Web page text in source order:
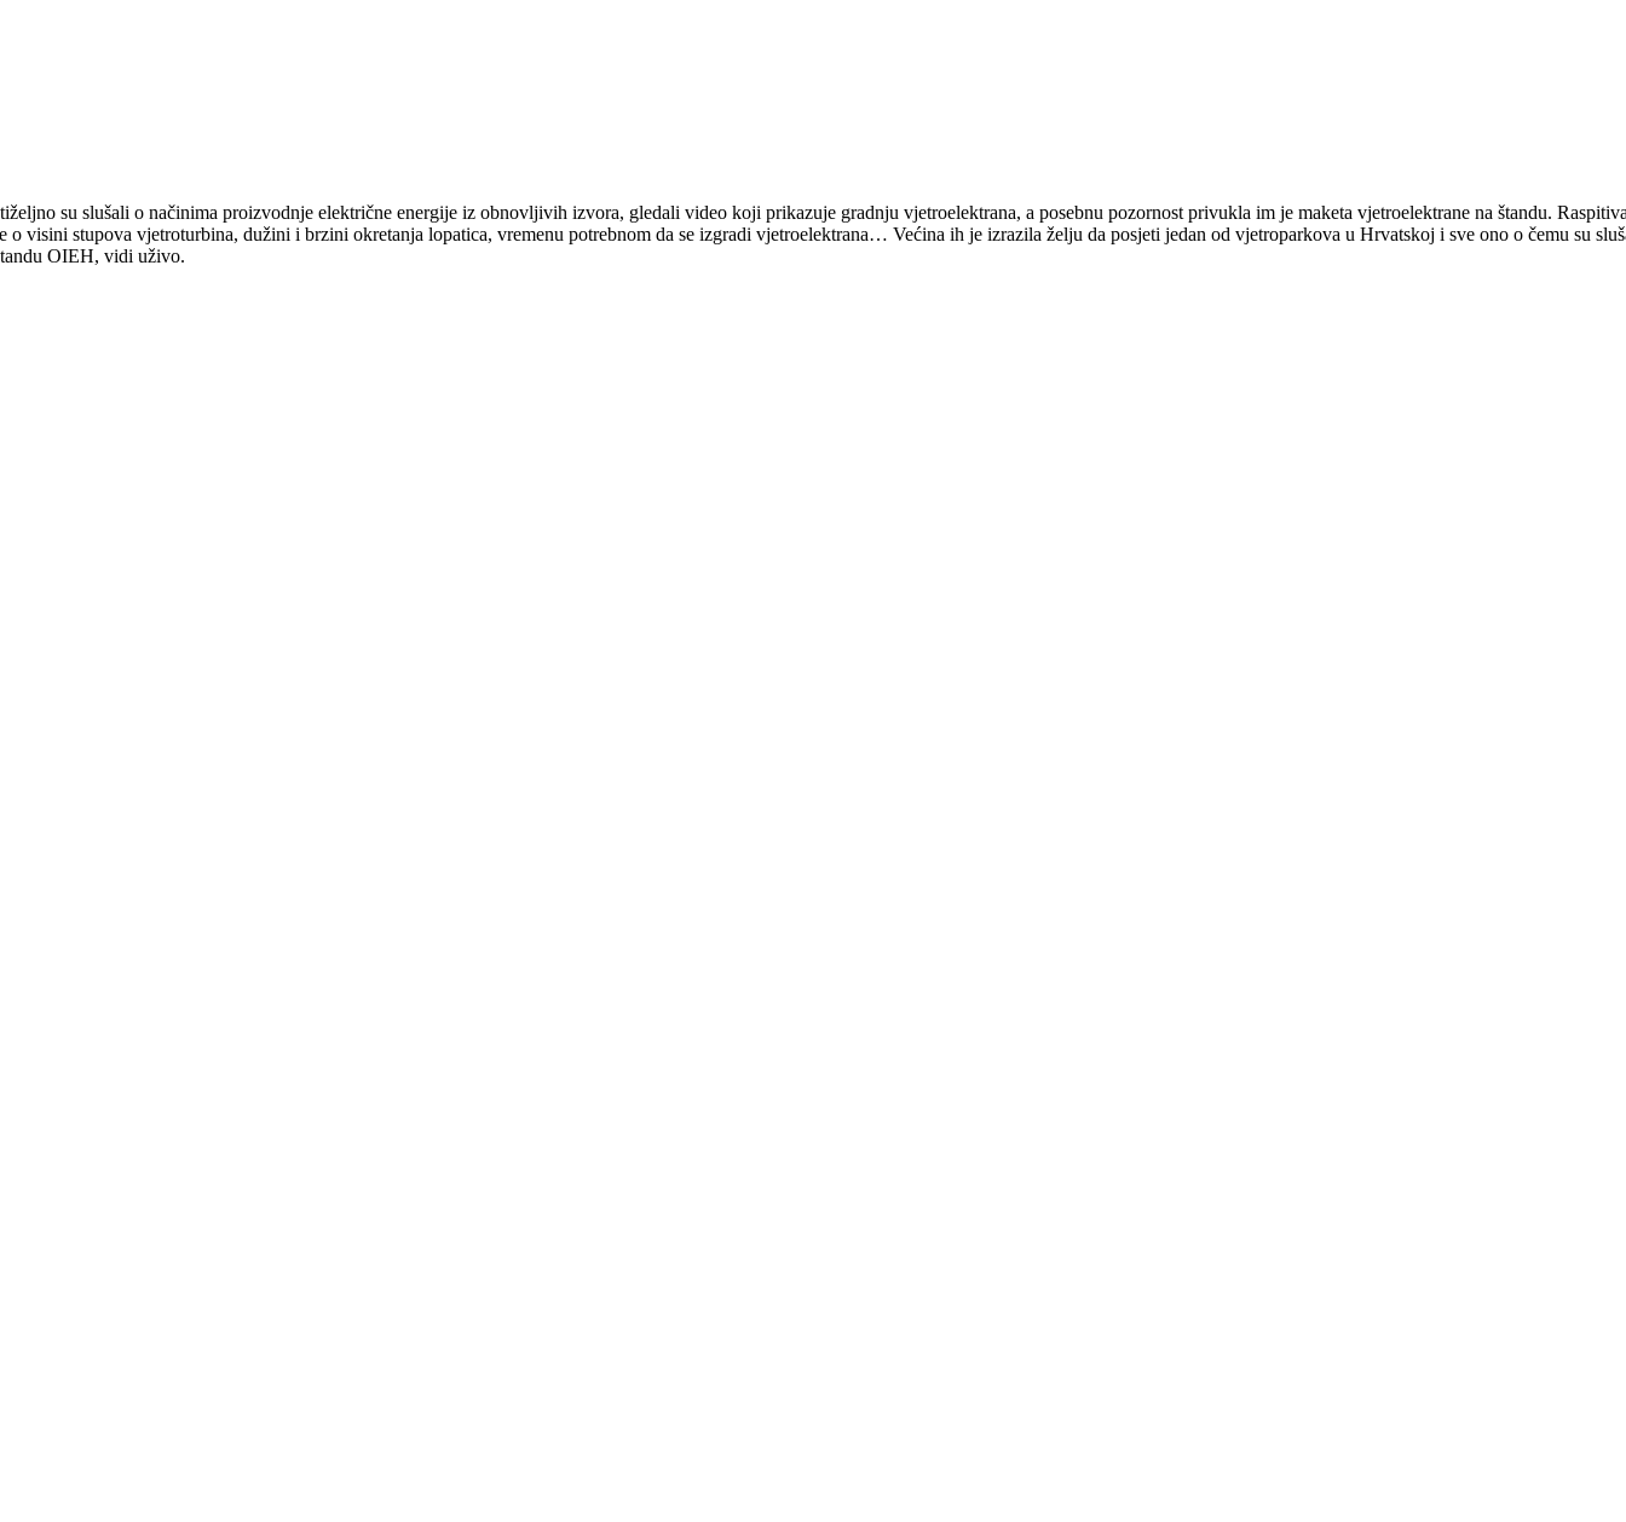
su slušali o načinima proizvodnje električne energije iz obnovljivih izvora, gledali video koji prikazuje gradnju vjetroelektrana, a posebnu pozornost privukla im je maketa vjetroelektrane na štandu.
o visini stupova vjetroturbina, dužini i brzini okretanja lopatica, vremenu potrebnom da se izgradi vjetroelektrana… Većina ih je izrazila želju da posjeti jedan od vjetroparkova u Hrvatskoj i sve ono o čemu su
OIEH, vidi uživo.